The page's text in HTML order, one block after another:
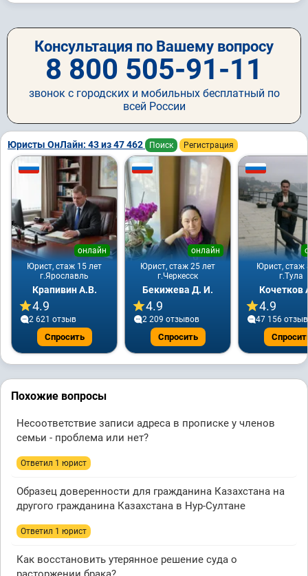
Консультация по Вашему вопросу
8 800 505-91-11
звонок с городских и мобильных бесплатный по
всей России
Юристы ОнЛайн: 43 из 47 462 Поиск Регистрация
Юрист, стаж 15 лет
онлайн
г.Ярославль
Крапивин А.В.
4.9
2 621 отзыв
Спросить
Юрист, стаж 25 лет
онлайн
г.Черкесск
Бекижева Д. И.
4.9
2 209 отзывов
Спросить
Юрист, стаж
г.Тула
Кочетков
4.9
47 156
Похожие вопросы
Несоответствие записи адреса в прописке у членов
семьи - проблема или нет?
Ответил 1 юрист
Образец доверенности для гражданина Казахстана на
другого гражданина Казахстана в Нур-Султане
Ответил 1 юрист
Как восстановить утерянное решение суда о